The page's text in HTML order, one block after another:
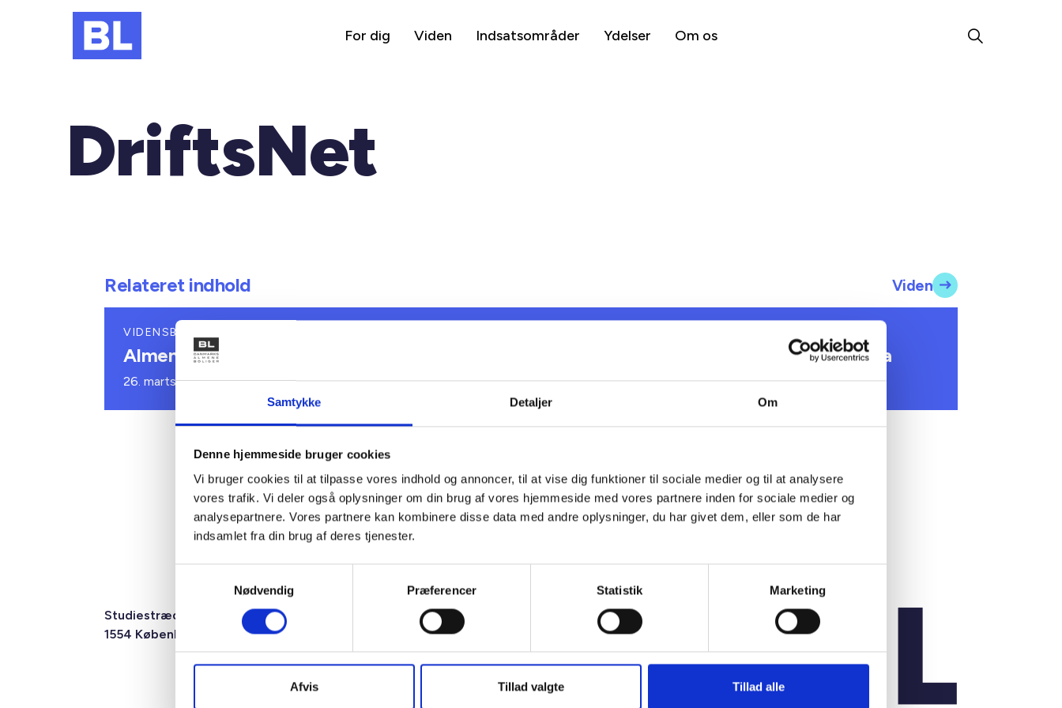
Samtykke Detaljer Om
Denne hjemmeside bruger cookies
Vi bruger cookies til at tilpasse vores indhold og annoncer, til at vise dig funktioner til sociale medier og til at analysere
vores trafik. Vi deler også oplysninger om din brug af vores hjemmeside med vores partnere inden for sociale medier og
analysepartnere. Vores partnere kan kombinere disse data med andre oplysninger, du har givet dem, eller som de har
indsamlet fra din brug af deres tjenester.
Nødvendig
Præferencer Statistik Marketing
Afvis Tillad valgte Tillad alle
For dig Viden Indsatsområder Ydelser Om os
DriftsNet
Relateret indhold Viden
VIDENSBLAD
AlmenKompas
26. marts 2026 04. august 2026
Temadag om indeklima
04. august 2026
Studiestræde 50,
1554 København V
Mariane Thomsens Gade
2F, 6.1, 8000 Aarhus C
T +45 33 76 20 00
Ebl@bl.dk
CVR 31447410